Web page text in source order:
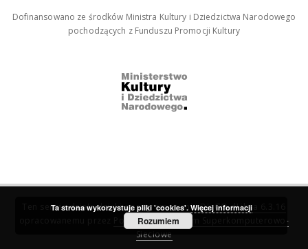
Dofinansowano ze środków Ministra Kultury i Dziedzictwa Narodowego
pochodzących z Funduszu Promocji Kultury
Ten serwis działa dzięki oprogramowaniuDInGO dLibra 6.3.16
Poznańskie Centrum Superkomputerowo-
Sieciowe
Ta strona wykorzystuje pliki 'cookies'. Więcej informacji
Rozumiem